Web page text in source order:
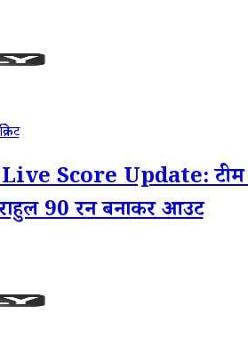
Update: टीम
90 रन बनाकर आउट